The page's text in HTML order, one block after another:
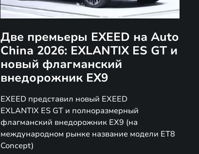
Две премьеры EXEED на Auto
China 2026: EXLANTIX ES GT и
новый флагманский
внедорожник EX9
EXEED представил новый EXEED
EXLANTIX ES GT и полноразмерный
флагманский внедорожник EX9 (на
международном рынке название модели ET8
Concept)